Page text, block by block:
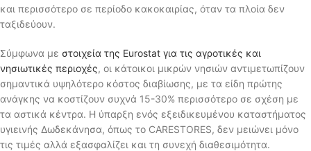
και περισσότερο σε περίοδο κακοκαιρίας, όταν τα πλοία δεν
ταξιδεύουν.
Σύμφωνα με στοιχεία της Eurostat για τις αγροτικές και
νησιωτικές περιοχές, οι κάτοικοι μικρών νησιών αντιμετωπίζουν
σημαντικά υψηλότερο κόστος διαβίωσης, με τα είδη πρώτης
ανάγκης να κοστίζουν συχνά 15-30% περισσότερο σε σχέση με
τα αστικά κέντρα. Η ύπαρξη ενός εξειδικευμένου καταστήματος
υγιεινής Δωδεκάνησα, όπως το CARESTORES, δεν μειώνει μόνο
τις τιμές αλλά εξασφαλίζει και τη συνεχή διαθεσιμότητα.